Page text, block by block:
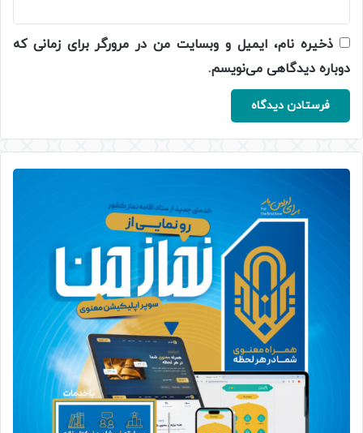
ذخیره نام، ایمیل و وبسایت من در مرورگر برای زمانی که
دوباره دیدگاهی می‌نویسم.